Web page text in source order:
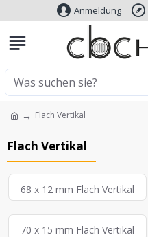
Anmeldung
Flach Vertikal
Flach Vertikal
68 x 12 mm Flach Vertikal
70 x 15 mm Flach Vertikal